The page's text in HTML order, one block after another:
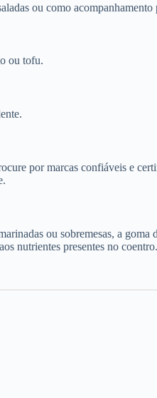
ou como acompanhamento
ou tofu.
por marcas confiáveis ​​e
ou sobremesas, a goma
nutrientes presentes no